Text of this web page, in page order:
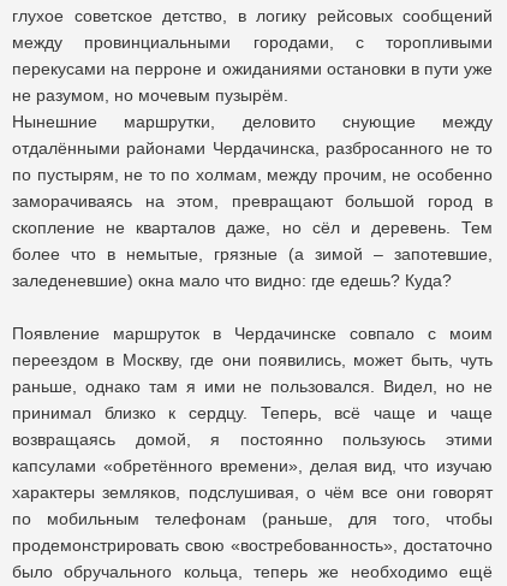
глухое советское детство, в логику рейсовых сообщений
между провинциальными городами, с торопливыми
перекусами на перроне и ожиданиями остановки в пути уже
не разумом, но мочевым пузырём.
Нынешние маршрутки, деловито снующие между
отдалёнными районами Чердачинска, разбросанного не то
по пустырям, не то по холмам, между прочим, не особенно
заморачиваясь на этом, превращают большой город в
скопление не кварталов даже, но сёл и деревень. Тем
более что в немытые, грязные (а зимой – запотевшие,
заледеневшие) окна мало что видно: где едешь? Куда?
Появление маршруток в Чердачинске совпало с моим
переездом в Москву, где они появились, может быть, чуть
раньше, однако там я ими не пользовался. Видел, но не
принимал близко к сердцу. Теперь, всё чаще и чаще
возвращаясь домой, я постоянно пользуюсь этими
капсулами «обретённого времени», делая вид, что изучаю
характеры земляков, подслушивая, о чём все они говорят
по мобильным телефонам (раньше, для того, чтобы
продемонстрировать свою «востребованность», достаточно
было обручального кольца, теперь же необходимо ещё